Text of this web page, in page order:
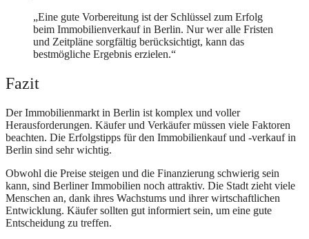
„Eine gute Vorbereitung ist der Schlüssel zum Erfolg
beim Immobilienverkauf in Berlin. Nur wer alle Fristen
und Zeitpläne sorgfältig berücksichtigt, kann das
bestmögliche Ergebnis erzielen.“
Fazit
Der Immobilienmarkt in Berlin ist komplex und voller
Herausforderungen. Käufer und Verkäufer müssen viele Faktoren
beachten. Die Erfolgstipps für den Immobilienkauf und -verkauf in
Berlin sind sehr wichtig.
Obwohl die Preise steigen und die Finanzierung schwierig sein
kann, sind Berliner Immobilien noch attraktiv. Die Stadt zieht viele
Menschen an, dank ihres Wachstums und ihrer wirtschaftlichen
Entwicklung. Käufer sollten gut informiert sein, um eine gute
Entscheidung zu treffen.